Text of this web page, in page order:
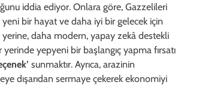
iddia ediyor. Onlara göre, Gazzelileri
bir hayat ve daha iyi bir gelecek için
yerine, daha modern, yapay zekâ destekli
yepyeni bir başlangıç yapma fırsatı
sunmaktır. Ayrıca, arazinin
dışarıdan sermaye çekerek ekonomiyi